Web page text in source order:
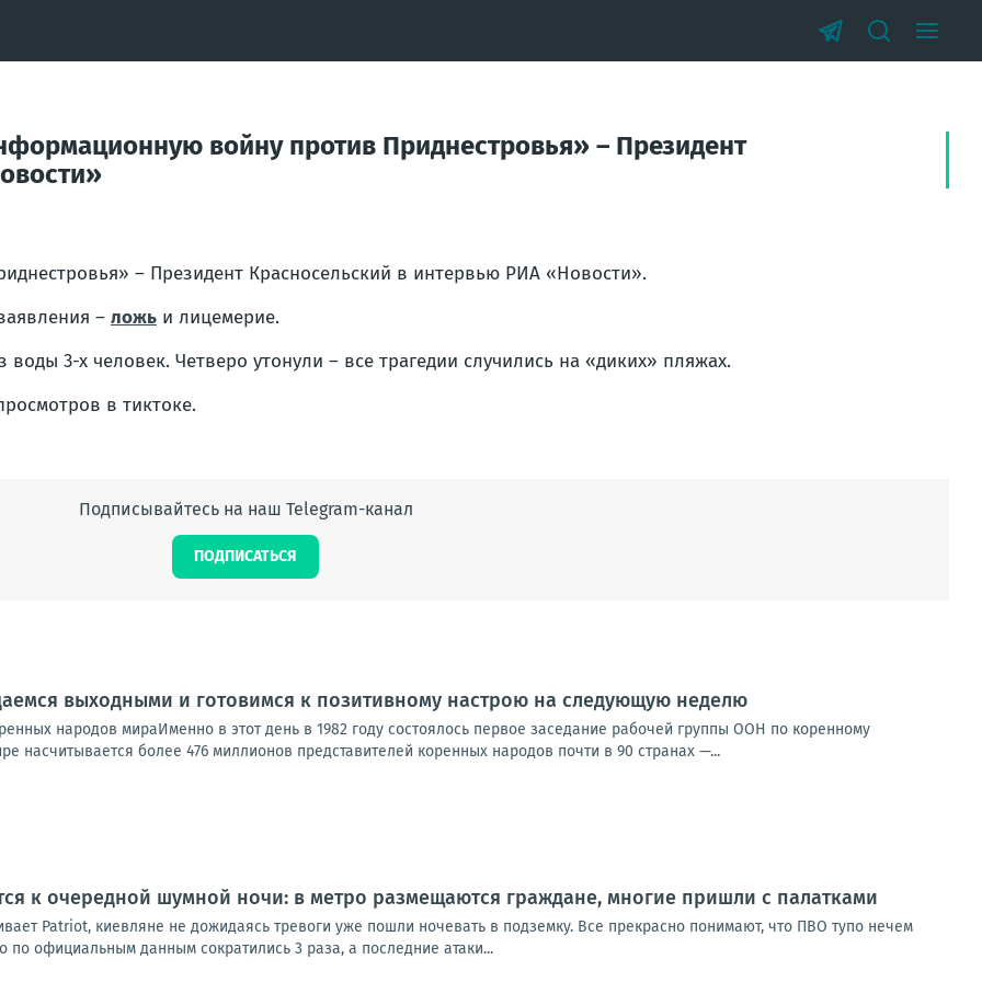
войну против Приднестровья» – Президент
– Президент Красносельский в интервью РИА «Новости».
– ложь и лицемерие.
3-х человек. Четверо утонули – все трагедии случились на «диких» пляжах.
в тиктоке.
Подписывайтесь на наш Telegram-канал
ПОДПИСАТЬСЯ
выходными и готовимся к позитивному настрою на следующую неделю
народов мираИменно в этот день в 1982 году состоялось первое заседание рабочей группы ООН по коренному
насчитывается более 476 миллионов представителей коренных народов почти в 90 странах —...
к очередной шумной ночи: в метро размещаются граждане, многие пришли с палатками
Patriot, киевляне не дожидаясь тревоги уже пошли ночевать в подземку. Все прекрасно понимают, что ПВО тупо нечем
по официальным данным сократились 3 раза, а последние атаки...